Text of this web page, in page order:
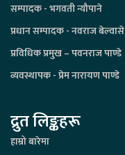
सम्पादक - भगवती न्यौपाने
प्रधान सम्पादक - नवराज बेल्वासे
प्रविधिक प्रमुख – पवनराज पाण्डे
व्यवस्थापक - प्रेम नारायण पाण्डे
द्रुत लिङ्कहरू
हाम्रो बारेमा